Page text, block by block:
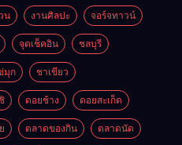
น งานศิลปะ จอร์จทาวน์
จุดเช็คอิน ชลบุรี
มุก ชาเขียว
ดอยช้าง ดอยสะเก็ด
ตลาดของกิน ตลาดนัด